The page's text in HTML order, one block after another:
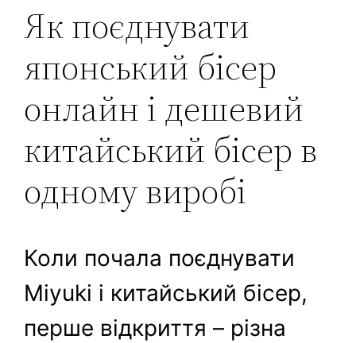
Як поєднувати
японський бісер
онлайн і дешевий
китайський бісер в
одному виробі
Коли почала поєднувати
Miyuki і китайський бісер,
перше відкриття – різна